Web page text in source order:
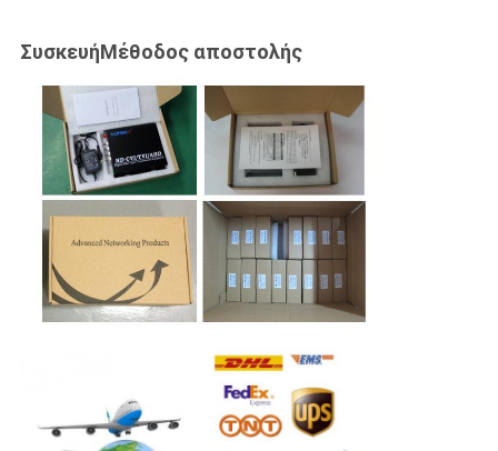
ΣυσκευήΜέθοδος αποστολής